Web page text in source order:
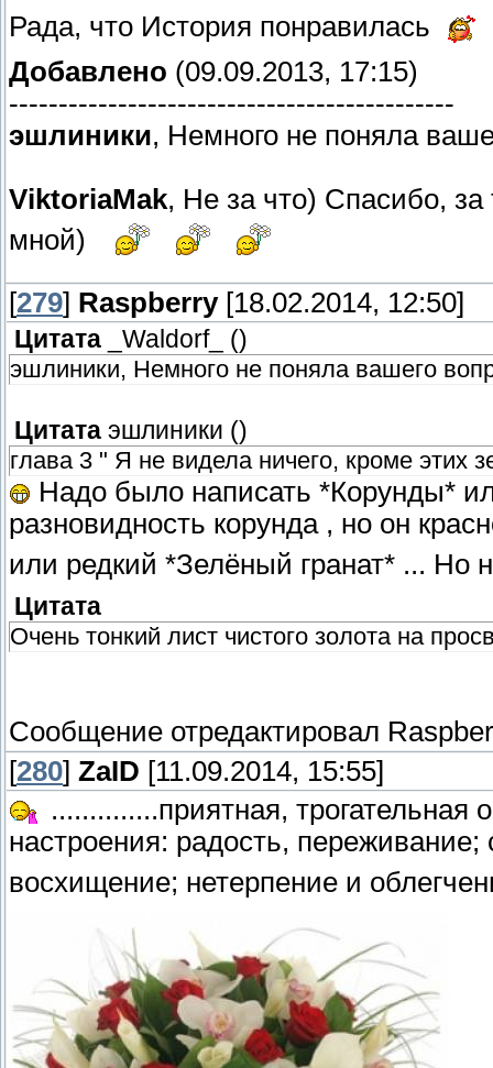
Рада, что История понравилась
Добавлено (09.09.2013, 17:15)
---------------------------------------------
эшлиники, Немного не поняла
ViktoriaMak, Не за что) Спасибо,
мной)
[279] Raspberry[18.02.2014, 12:50]
Цитата _Waldorf_ ()
эшлиники, Немного не поняла вашего
Цитата эшлиники ()
глава 3 " Я не видела ничего, кроме этих
Надо было написать *Корунды*
разновидность корунда , но он
или редкий *Зелёный гранат* ... Но
Цитата
Очень тонкий лист чистого золота на
Сообщение отредактировал
[280] ZaID [11.09.2014, 15:55]
..............приятная,
настроения: радость,
восхищение; нетерпение и